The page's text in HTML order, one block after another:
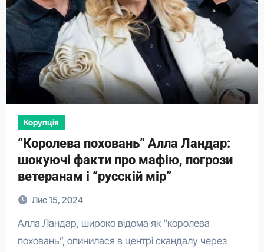
Корупція
“Королева поховань” Алла Ландар:
шокуючі факти про мафію, погрози
ветеранам і “русскій мір”
Лис 15, 2024
Алла Ландар, широко відома як “королева
поховань”, опинилася в центрі скандалу через